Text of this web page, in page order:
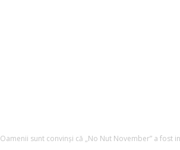
Oamenii sunt convinși că „No Nut November” a fost